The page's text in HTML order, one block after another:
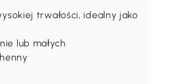
trwałości, idealny jako
lub małych